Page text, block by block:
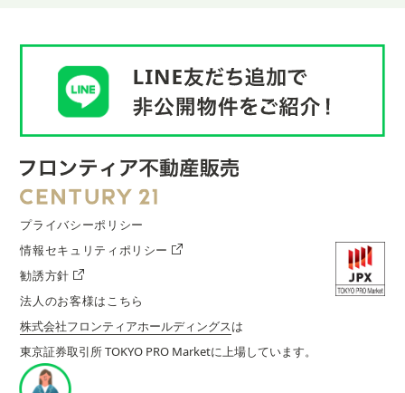
プライバシーポリシー
情報セキュリティポリシー
勧誘方針
法人のお客様はこちら
株式会社フロンティアホールディングスは
東京証券取引所 TOKYO PRO Marketに上場しています。